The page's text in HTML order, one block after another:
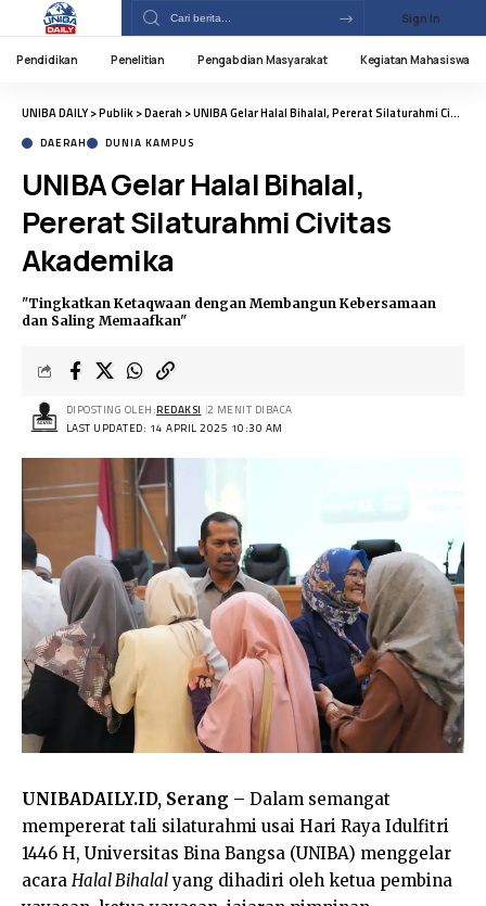
Sign In
Pendidikan Penelitian Pengabdian Masyarakat Kegiatan Mahasiswa
UNIBA DAILY>Publik>Daerah >UNIBA Gelar Halal Bihalal, Pererat Silaturahmi Civitas Akademika
DAERAH DUNIA KAMPUS
UNIBA Gelar Halal Bihalal,
Pererat Silaturahmi Civitas
Akademika
"Tingkatkan Ketaqwaan dengan Membangun Kebersamaan
dan Saling Memaafkan"
LAST UPDATED: 14 APRIL 2025 10:30 AM
DIPOSTING OLEH:REDAKSI 2 MENIT DIBACA
UNIBADAILY.ID, Serang – Dalam semangat
mempererat tali silaturahmi usai Hari Raya Idulfitri
1446 H, Universitas Bina Bangsa (UNIBA) menggelar
acara Halal Bihalalyang dihadiri oleh ketua pembina